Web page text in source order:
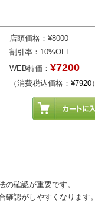
店頭価格：¥8000
割引率：10%OFF
WEB特価： ¥7200
（消費税込価格： ¥7920）
確認が重要です。
認がしやすくなります。